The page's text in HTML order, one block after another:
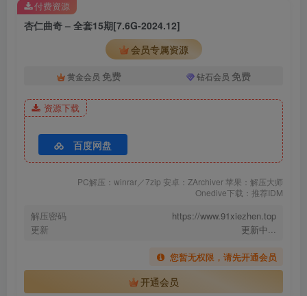
[8.11更1]
杏仁曲奇 – NO.009 喜多川海梦 女J[14P-113.3M]
[7.24更1]
杏仁曲奇 – NO.007 升玖吉他姐姐 [45P-145MB]
杏仁曲奇 – NO.006 碧蓝航线 恶毒白兔[40P-229.6M]
[2023.7.15更1]
杏仁曲奇 – NO.004 吉他妹妹2.0[41P-941.1M]
杏仁曲奇 – 全套15期[7.6G-2024.12]
会员专属资源
黄金会员 免费 钻石会员 免费
资源下载
百度网盘
PC解压：winrar／7zip 安卓：ZArchiver 苹果：解压大师
Onedive下载：推荐IDM
解压密码
https://www.91xiezhen.top
更新
更新中...
您暂无权限，请先开通会员
开通会员
付费资源